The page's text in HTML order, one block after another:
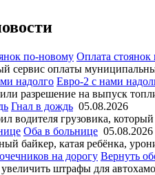
Оплата
сервис оплаты
Евро-2 с нами
разрешение на выпуск
Гнал в дождь 05.08.2026
водителя грузовика,
Оба в больнице 05.08.2026
байкер, катая ребёнка,
Вернуть
штрафы для